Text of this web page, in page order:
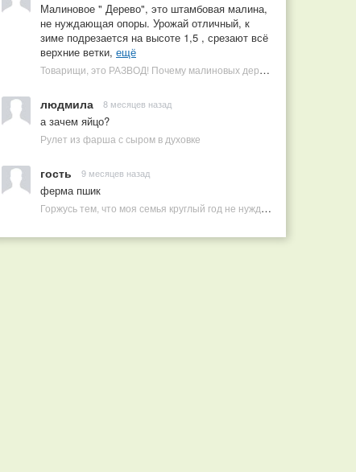
Малиновое " Дерево", это штамбовая малина,
не нуждающая опоры. Урожай отличный, к
зиме подрезается на высоте 1,5 , срезают всё
верхние ветки, ещё
Товарищи, это РАЗВОД! Почему малиновых деревьев не бывает, или Как ушлые продавцы наживаются на мечтах садоводов
людмила 8 месяцев назад
а зачем яйцо?
Рулет из фарша с сыром в духовке
гость 9 месяцев назад
ферма пшик
Горжусь тем, что моя семья круглый год не нуждается в покупных витаминах